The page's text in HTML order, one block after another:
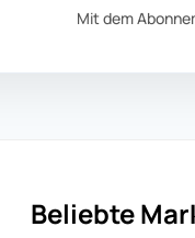
Mit dem
Beliebte